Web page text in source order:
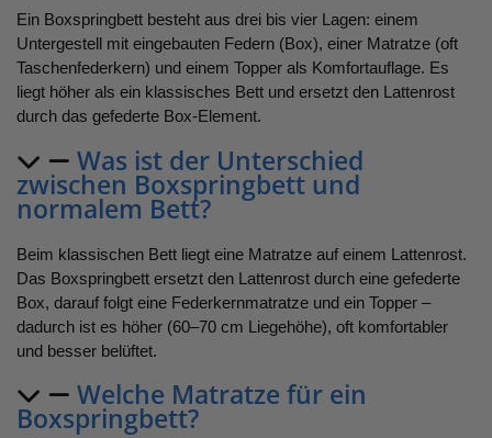
Ein Boxspringbett besteht aus drei bis vier Lagen: einem
Untergestell mit eingebauten Federn (Box), einer Matratze (oft
Taschenfederkern) und einem Topper als Komfortauflage. Es
liegt höher als ein klassisches Bett und ersetzt den Lattenrost
durch das gefederte Box-Element.
Was ist der Unterschied
zwischen Boxspringbett und
normalem Bett?
Beim klassischen Bett liegt eine Matratze auf einem Lattenrost.
Das Boxspringbett ersetzt den Lattenrost durch eine gefederte
Box, darauf folgt eine Federkernmatratze und ein Topper –
dadurch ist es höher (60–70 cm Liegehöhe), oft komfortabler
und besser belüftet.
Welche Matratze für ein
Boxspringbett?